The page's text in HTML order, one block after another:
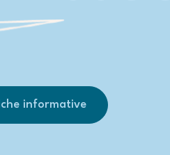
informative